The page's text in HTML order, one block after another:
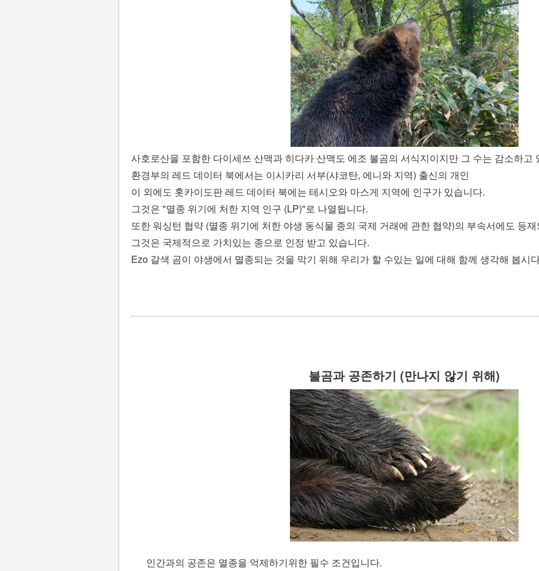
사호로산을 포함한 다이세쓰 산맥과 히다카 산맥도 에조 불곰의 서식지이지만 그 수는 감소하고
환경부의 레드 데이터 북에서는 이시카리 서부(샤코탄, 에니와 지역) 출신의 개인
이 외에도 홋카이도판 레드 데이터 북에는 테시오와 마스게 지역에 인구가 있습니다.
그것은 "멸종 위기에 처한 지역 인구 (LP)"로 나열됩니다.
또한 워싱턴 협약 (멸종 위기에 처한 야생 동식물 종의 국제 거래에 관한 협약)의 부속서에도 등
그것은 국제적으로 가치있는 종으로 인정 받고 있습니다.
Ezo 갈색 곰이 야생에서 멸종되는 것을 막기 위해 우리가 할 수있는 일에 대해 함께 생각해 봅시
불곰과 공존하기 (만나지 않기 위해)
인간과의 공존은 멸종을 억제하기위한 필수 조건입니다.